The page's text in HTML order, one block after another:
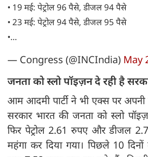
• 19 मई: पेट्रोल 96 पैसे, डीजल 94 पैसे
• 23 मई: पेट्रोल 94 पैसे, डीजल 95 पैसे
•…
— Congress (@INCIndia) May
जनता को स्लो पॉइज़न दे रही है
आम आदमी पार्टी ने भी एक्स पर अपनी
सरकार भारत की जनता को स्लो
फिर पेट्रोल 2.61 रुपए और डीजल
महंगा कर दिया गया। पिछले 10